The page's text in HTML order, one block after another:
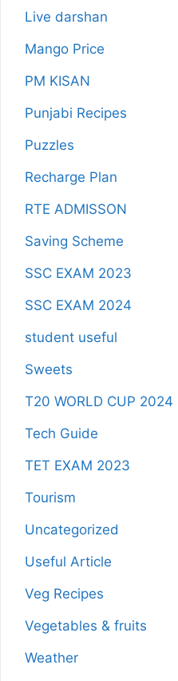
Live darshan
Mango Price
PM KISAN
Punjabi Recipes
Puzzles
Recharge Plan
RTE ADMISSON
Saving Scheme
SSC EXAM 2023
SSC EXAM 2024
student useful
Sweets
T20 WORLD CUP 2024
Tech Guide
TET EXAM 2023
Tourism
Uncategorized
Useful Article
Veg Recipes
Vegetables & fruits
Weather